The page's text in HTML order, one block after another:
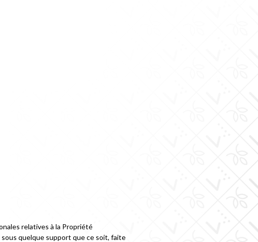
relatives à la Propriété
quelque support que ce soit, faite